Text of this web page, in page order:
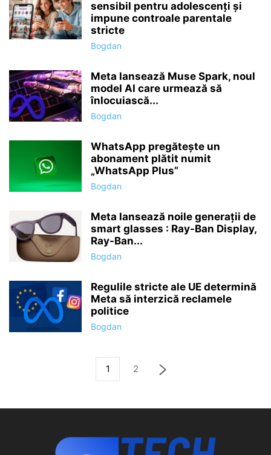
sensibil pentru adolescenți și
impune controale parentale
stricte
Bogdan
Meta lansează Muse Spark, noul
model AI care urmează să
înlocuiască...
Bogdan
WhatsApp pregătește un
abonament plătit numit
„WhatsApp Plus”
Bogdan
Meta lansează noile generații de
smart glasses : Ray-Ban Display,
Ray-Ban...
Bogdan
Regulile stricte ale UE determină
Meta să interzică reclamele
politice
Bogdan
1 2